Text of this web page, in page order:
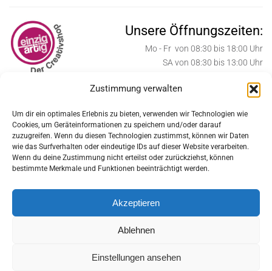
Zustimmung verwalten
Um dir ein optimales Erlebnis zu bieten, verwenden wir Technologien wie
Cookies, um Geräteinformationen zu speichern und/oder darauf
zuzugreifen. Wenn du diesen Technologien zustimmst, können wir Daten
wie das Surfverhalten oder eindeutige IDs auf dieser Website verarbeiten.
Wenn du deine Zustimmung nicht erteilst oder zurückziehst, können
bestimmte Merkmale und Funktionen beeinträchtigt werden.
Akzeptieren
Ablehnen
Einstellungen ansehen
Unsere Öffnungszeiten:
Mo - Fr von 08:30 bis 18:00 Uhr
SA von 08:30 bis 13:00 Uhr
ab Oktober bis Weihnachten:
Weihnachtssamstage:
SA von 08:30 bis 18:00 Uhr
Feiertage geschlossen:
MI 24.12., DO 25.12., FR 26.12., MI 31.12.2025